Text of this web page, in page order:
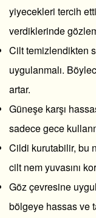
yiyecekleri tercih
verdiklerinde
Cilt temizlendikten
uygulanmalı.
artar.
Güneşe karşı
sadece gece
Cildi kurutabilir, bu
cilt nem yuvasını
Göz çevresine
bölgeye hassas ve